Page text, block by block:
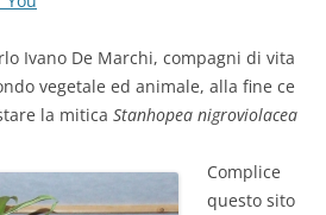
Ivano De Marchi, compagni di vita
vegetale ed animale, alla fine ce
la mitica Stanhopea nigroviolacea
Complice
questo sito